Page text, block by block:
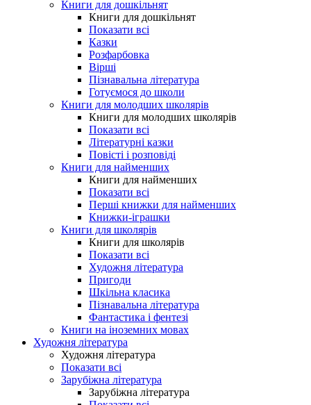
Книги для дошкільнят
Книги для дошкільнят
Показати всі
Казки
Розфарбовка
Вірші
Пізнавальна література
Готуємося до школи
Книги для молодших школярів
Книги для молодших школярів
Показати всі
Літературні казки
Повісті і розповіді
Книги для найменших
Книги для найменших
Показати всі
Перші книжки для найменших
Книжки-іграшки
Книги для школярів
Книги для школярів
Показати всі
Художня література
Пригоди
Шкільна класика
Пізнавальна література
Фантастика і фентезі
Книги на іноземних мовах
Художня література
Художня література
Показати всі
Зарубіжна література
Зарубіжна література